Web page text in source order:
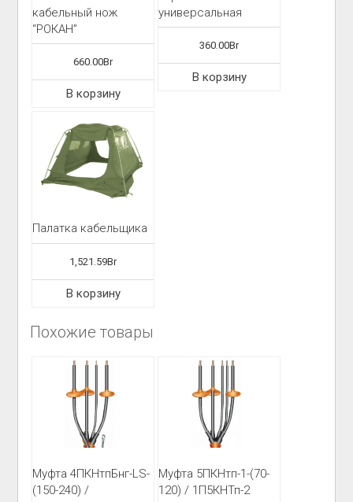
кабельный нож
“РОКАН”
660.00Br
В корзину
универсальная
360.00Br
В корзину
Палатка кабельщика
1,521.59Br
В корзину
Похожие товары
Муфта 4ПКНтпБнг-LS-
(150-240) /
Муфта 5ПКНтп-1-(70-
120) / 1П5КНТп-2